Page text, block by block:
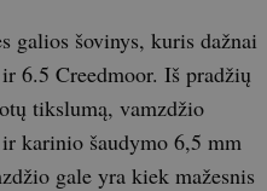
galios šovinys, kuris dažnai
6.5 Creedmoor. Iš pradžių
tikslumą, vamzdžio
karinio šaudymo 6,5 mm
gale yra kiek mažesnis